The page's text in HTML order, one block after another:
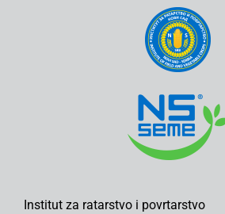
Institut za ratarstvo i povrtarstvo